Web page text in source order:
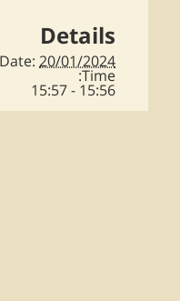
Details
Date: 20/01/2024
Time:
15:56 - 15:57